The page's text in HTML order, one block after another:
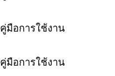
คู่มือการใช้งาน
คู่มือการใช้งาน